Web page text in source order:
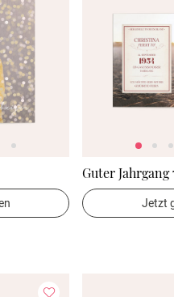
Guter Jahrgang
Jetzt